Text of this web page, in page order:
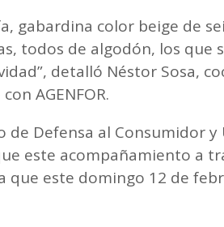
gabardina color beige de
todos de algodón, los que
detalló Néstor Sosa,
AGENFOR.
de Defensa al Consumidor y
este acompañamiento a
que este domingo 12 de